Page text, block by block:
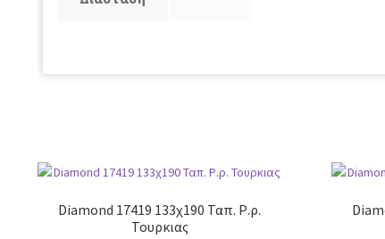
Diamond 17419 133χ190 Ταπ. Ρ.ρ.
Τουρκιας